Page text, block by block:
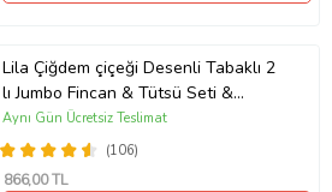
Lila Çiğdem çiçeği Desenli Tabaklı 2
lı Jumbo Fincan & Tütsü Seti &
Papatya Mum &
(106)
Aynı Gün Ücretsiz Teslimat
866,00 TL